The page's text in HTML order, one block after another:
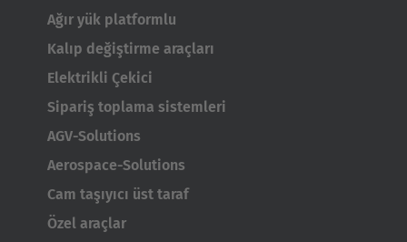
Ağır yük platformlu
Kalıp değiştirme araçları
Elektrikli Çekici
Sipariş toplama sistemleri
AGV-Solutions
Aerospace-Solutions
Cam taşıyıcı üst taraf
Özel araçlar